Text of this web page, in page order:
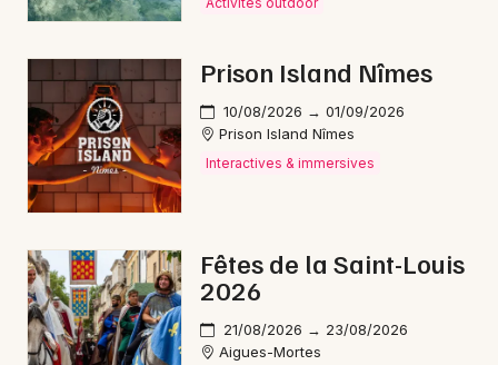
Newsletter des sorties
Actus à Bagnols-sur-Cèze
Magazine à Bagnols-sur-Cèze
Prison Island Nîmes
10/08/2026 → 01/09/2026
Prison Island Nîmes
Interactives & immersives
Fêtes de la Saint-Louis
2026
21/08/2026 → 23/08/2026
Aigues-Mortes